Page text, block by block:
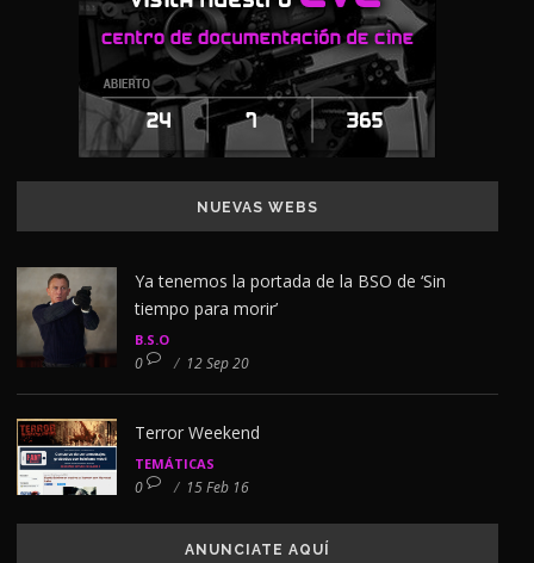
NUEVAS WEBS
Ya tenemos la portada de la BSO de ‘Sin
tiempo para morir’
B.S.O
0 / 12 Sep 20
Terror Weekend
TEMÁTICAS
0 / 15 Feb 16
ANUNCIATE AQUÍ